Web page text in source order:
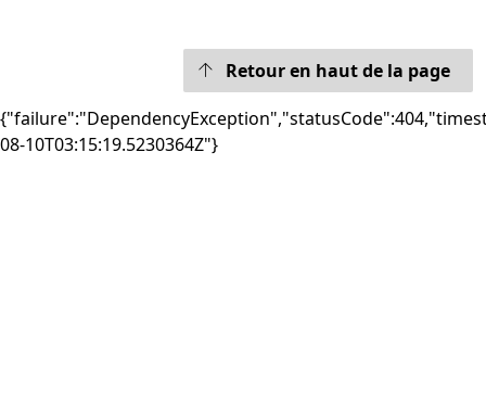
Retour en haut de la page
08-10T03:15:19.5230364Z"}